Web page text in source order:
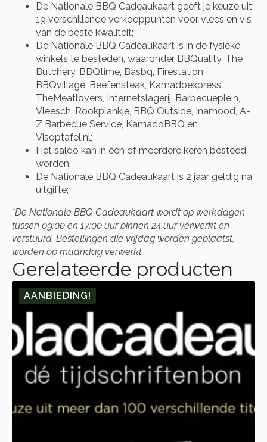
De Nationale BBQ Cadeaukaart geeft je keuze uit
19 verschillende verkooppunten voor vlees en vis
van de beste kwaliteit;
De Nationale BBQ Cadeaukaart is in de fysieke
winkels te besteden, waaronder BBQuality, The
Butchery, BBQtime, Basbq, Firestation,
BBQvillage, Beefensteak, Kamadoexpress,
TheMeatlovers, Internetslagerij, Barbecueplein,
Vleesch, Rookplankje, BBQ Outside, Inamood, A-
Z Barbecue Service, KamadoBBQ en
Visoptafel.nl;
Het saldo kan in één of meerdere keren besteed
worden;
De Nationale BBQ Cadeaukaart is 2 jaar geldig na
uitgifte;
*De Nationale BBQ Cadeaukaart wordt op werkdagen
tussen 09:00 en 17:00 uur binnen 24 uur verwerkt en
verstuurd. Bestellingen die vrijdag worden geplaatst,
worden op maandag verwerkt.
Gerelateerde producten
AANBIEDING!